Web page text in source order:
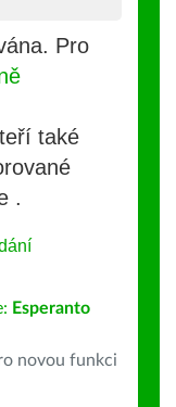
Pro
také
.
Esperanto
novou funkci